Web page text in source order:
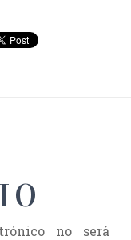
no será